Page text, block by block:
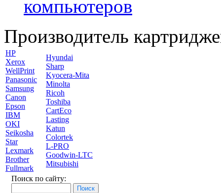
компьютеров
Производитель
HP
Xerox
WellPrint
Panasonic
Samsung
Canon
Epson
IBM
OKI
Seikosha
Star
Lexmark
Brother
Fullmark
Hyundai
Sharp
Kyocera-Mita
Minolta
Ricoh
Toshiba
CartEco
Lasting
Katun
Colortek
L-PRO
Goodwin-LTC
Mitsubishi
Поиск по сайту: